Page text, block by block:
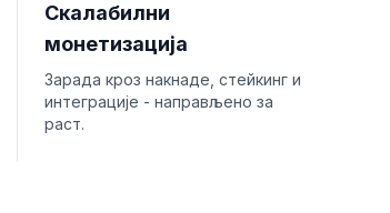
Скалабилни
монетизација
Зарада кроз накнаде, стейкинг и
интеграције - направљено за
раст.